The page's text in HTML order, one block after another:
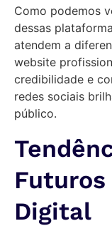
Como podemos
dessas
atendem a
website
credibilidade e
redes sociais
público.
Digital